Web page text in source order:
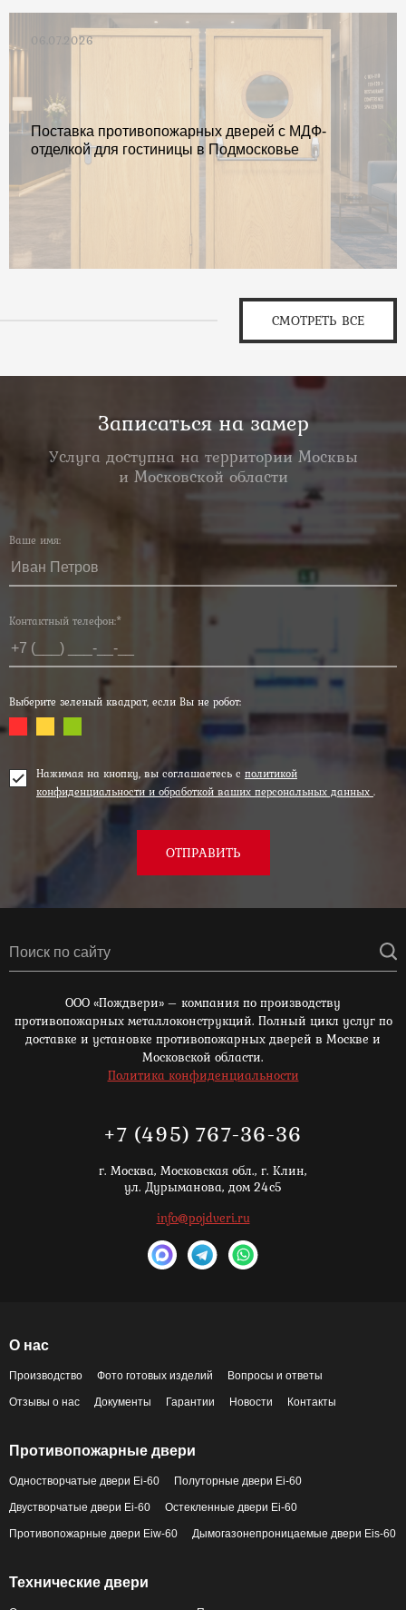
06.07.2026
Поставка противопожарных дверей с МДФ-
отделкой для гостиницы в Подмосковье
СМОТРЕТЬ ВСЕ
Записаться на замер
Услуга доступна на территории Москвы
и Московской области
Ваше имя:
Контактный телефон:*
Выберите зеленый квадрат, если Вы не робот:
Нажимая на кнопку, вы соглашаетесь с политикой
конфиденциальности и обработкой ваших персональных данных .
ОТПРАВИТЬ
ООО «Пождвери» – компания по производству
противопожарных металлоконструкций. Полный цикл услуг по
доставке и установке противопожарных дверей в Москве и
Московской области.
Политика конфиденциальности
+7 (495) 767-36-36
г. Москва, Московская обл., г. Клин,
ул. Дурыманова, дом 24с5
info@pojdveri.ru
О нас
Производство Фото готовых изделий Вопросы и ответы
Отзывы о нас Документы Гарантии Новости Контакты
Противопожарные двери
Одностворчатые двери Ei-60 Полуторные двери Ei-60
Двустворчатые двери Ei-60 Остекленные двери Ei-60
Противопожарные двери Eiw-60 Дымогазонепроницаемые двери Eis-60
Технические двери